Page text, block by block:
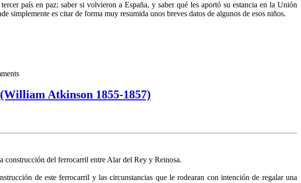
país en paz; saber si volvieron a España, y saber qué les aportó su estancia en la Unión
simplemente es citar de forma muy resumida unos bre­ves datos de algunos de esos niños.
Atkinson 1855-1857)
construcción del fe­rrocarril entre Alar del Rey y Reinosa.
de este ferrocarril y las circunstancias que le rodearan con intención de regalar una